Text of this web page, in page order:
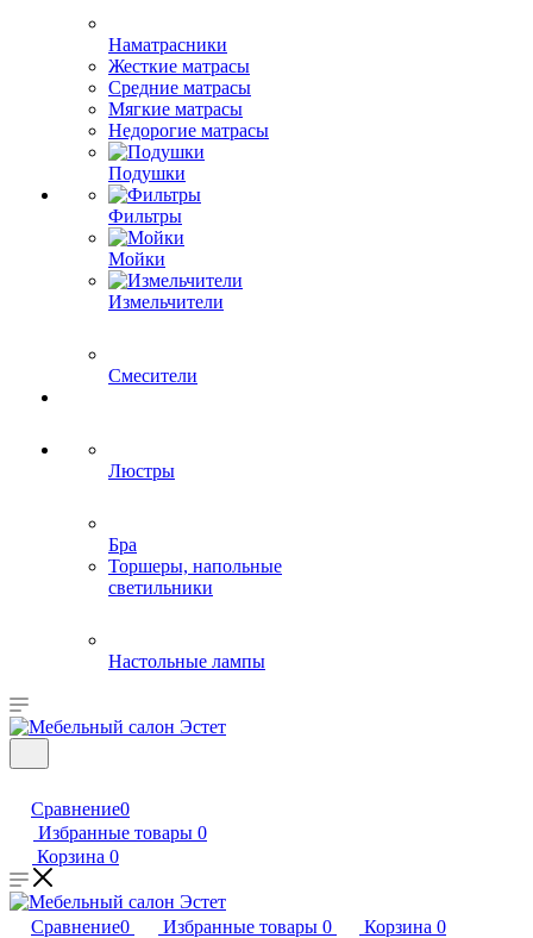
Наматрасники
Жесткие матрасы
Средние матрасы
Мягкие матрасы
Недорогие матрасы
Подушки
Фильтры
Мойки
Измельчители
Смесители
Люстры
Бра
Торшеры, напольные
светильники
Настольные лампы
Сравнение0
Избранные товары 0
Корзина 0
Сравнение0 Избранные товары 0 Корзина 0